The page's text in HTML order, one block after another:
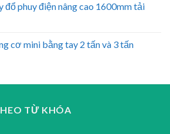
đổ phuy điện nâng cao 1600mm tải
cơ mini bằng tay 2 tấn và 3 tấn
TỪ KHÓA